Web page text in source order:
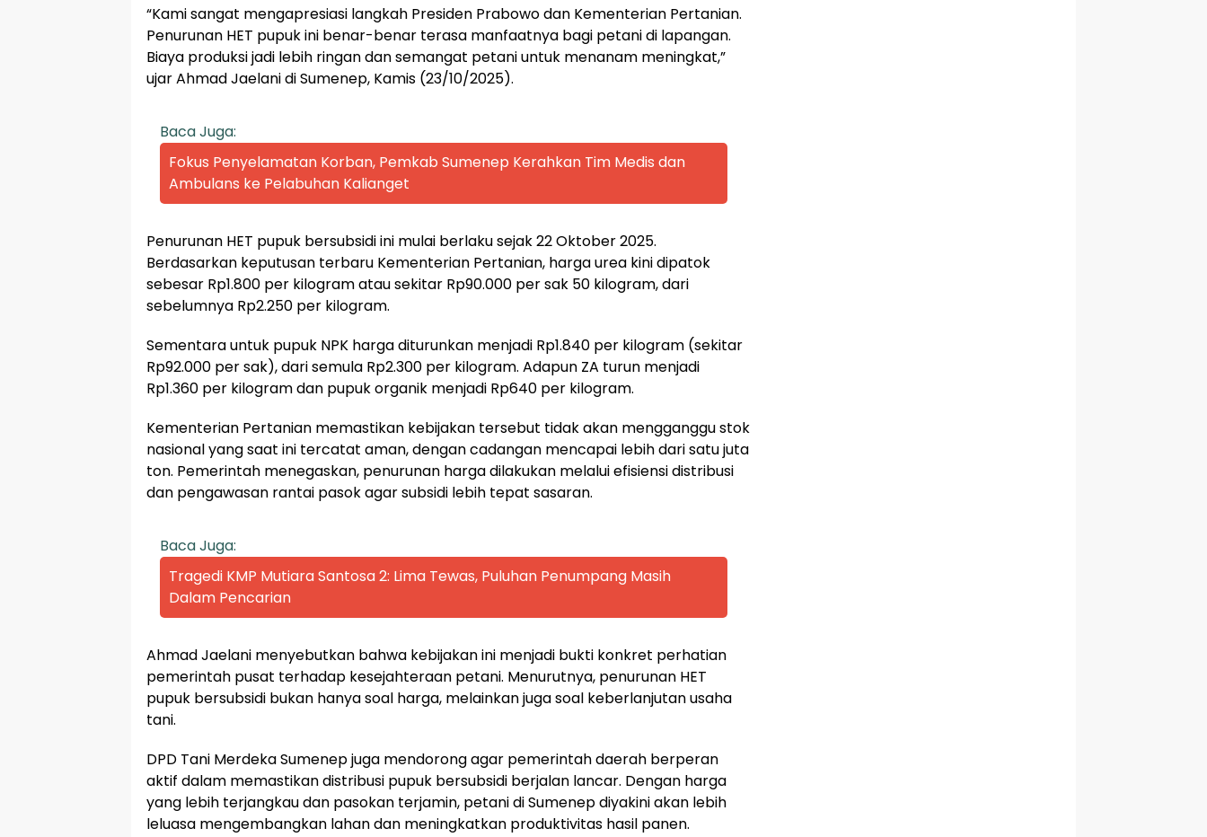
“Kami sangat mengapresiasi langkah Presiden Prabowo dan Kementerian Pertanian.
Penurunan HET pupuk ini benar-benar terasa manfaatnya bagi petani di lapangan.
Biaya produksi jadi lebih ringan dan semangat petani untuk menanam meningkat,”
ujar Ahmad Jaelani di Sumenep, Kamis (23/10/2025).
Baca Juga:
Fokus Penyelamatan Korban, Pemkab Sumenep Kerahkan Tim Medis dan
Ambulans ke Pelabuhan Kalianget
Penurunan HET pupuk bersubsidi ini mulai berlaku sejak 22 Oktober 2025.
Berdasarkan keputusan terbaru Kementerian Pertanian, harga urea kini dipatok
sebesar Rp1.800 per kilogram atau sekitar Rp90.000 per sak 50 kilogram, dari
sebelumnya Rp2.250 per kilogram.
Sementara untuk pupuk NPK harga diturunkan menjadi Rp1.840 per kilogram (sekitar
Rp92.000 per sak), dari semula Rp2.300 per kilogram. Adapun ZA turun menjadi
Rp1.360 per kilogram dan pupuk organik menjadi Rp640 per kilogram.
Kementerian Pertanian memastikan kebijakan tersebut tidak akan mengganggu stok
nasional yang saat ini tercatat aman, dengan cadangan mencapai lebih dari satu juta
ton. Pemerintah menegaskan, penurunan harga dilakukan melalui efisiensi distribusi
dan pengawasan rantai pasok agar subsidi lebih tepat sasaran.
Baca Juga:
Tragedi KMP Mutiara Santosa 2: Lima Tewas, Puluhan Penumpang Masih
Dalam Pencarian
Ahmad Jaelani menyebutkan bahwa kebijakan ini menjadi bukti konkret perhatian
pemerintah pusat terhadap kesejahteraan petani. Menurutnya, penurunan HET
pupuk bersubsidi bukan hanya soal harga, melainkan juga soal keberlanjutan usaha
tani.
DPD Tani Merdeka Sumenep juga mendorong agar pemerintah daerah berperan
aktif dalam memastikan distribusi pupuk bersubsidi berjalan lancar. Dengan harga
yang lebih terjangkau dan pasokan terjamin, petani di Sumenep diyakini akan lebih
leluasa mengembangkan lahan dan meningkatkan produktivitas hasil panen.